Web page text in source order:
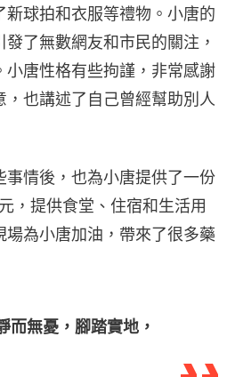
球拍和衣服等禮物。小唐的
了無數網友和市民的關注，
小唐性格有些拘謹，非常感謝
也講述了自己曾經幫助別人
事情後，也為小唐提供了一份
，提供食堂、住宿和生活用
場為小唐加油，帶來了很多藥
而無憂，腳踏實地，